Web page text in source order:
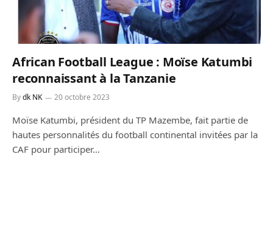
African Football League : Moïse Katumbi
reconnaissant à la Tanzanie
Bydk NK 20 octobre 2023
Moïse Katumbi, président du TP Mazembe, fait partie de
hautes personnalités du football continental invitées par la
CAF pour participer…